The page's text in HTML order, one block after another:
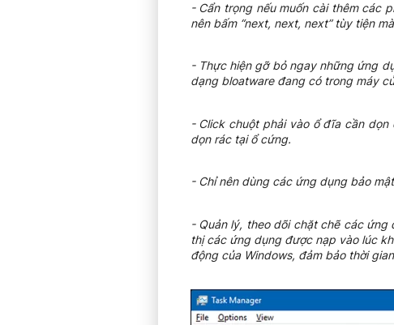
- Cẩn trọng nếu muốn cài thêm các
nên bấm “next, next, next” tùy tiện
- Thực hiện gỡ bỏ ngay những ứng
dạng bloatware đang có trong máy
- Click chuột phải vào ổ đĩa cần
dọn rác tại ổ cứng.
- Chỉ nên dùng các ứng dụng bảo
- Quản lý, theo dõi chặt chẽ các
thị các ứng dụng được nạp vào lúc
động của Windows, đảm bảo thời